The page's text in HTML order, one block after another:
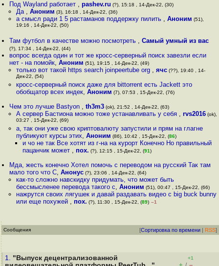
Под Wayland работает ,pashev.ru (?), 15:18 , 14-Дек-22, (30)
Да , Аноним (3), 16:18 , 14-Дек-22, (36)
а смысл ради 1 5 растаманов поддержку пилить , Аноним (51),
19:16 , 14-Дек-22, (50)
Там футбол в качестве можно посмотреть ,Самый умный из вас
(?), 17:34 , 14-Дек-22, (44)
вопрос всегда один и тот же кросс-серверный поиск завезли если
нет - на помойк,Аноним (51), 19:15 , 14-Дек-22, (49)
только вот такой https search joinpeertube org , ячс(??), 19:40 , 14-
Дек-22, (54)
кросс-серверный поиск даже для bittorrent есть Jackett это
обобщатор всех индек, Аноним (7), 07:53 , 15-Дек-22, (76)
Чем это лучше Bastyon ,th3m3 (ok), 21:52 , 14-Дек-22, (63)
А сервер Бастиона можно тоже устанавливать у себя , rvs2016(ok),
03:27 , 15-Дек-22, (69)
а, так они уже свою криптовалюту запустили и прям на глагне
публикуют курсы этих, Аноним (86), 10:42 , 15-Дек-22, (86)
и чо не так Все хотят из г-на на курорт Конечно Но правильный
пацанчик может , пох. (?), 12:15 , 15-Дек-22, (91)
Мда, жесть конечно Хотел помочь с переводом на русский Так там
мало того что С,Анонус (?), 23:06 , 14-Дек-22, (64)
как-то сложно навскидку придумать, что может быть
бессмысленее перевода такого с, Аноним (51), 00:47 , 15-Дек-22, (66)
нажрутся своих лягушек и давай раздавать видео с big buck bunny
или еще похужей , пох. (?), 11:30 , 15-Дек-22, (89) –1
Сообщения [Сортировка по времени | RSS]
1. "Выпуск децентрализованной
+1